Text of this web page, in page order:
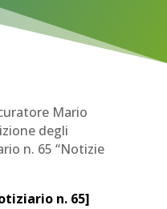
Mario
degli
n. 65 “Notizie
n. 65]